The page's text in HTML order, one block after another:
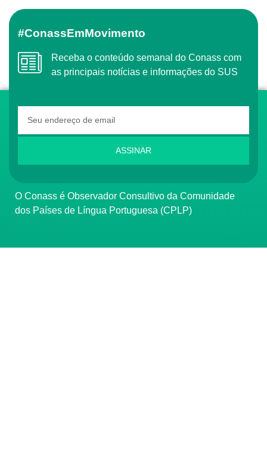
#ConassEmMovimento
Receba o conteúdo semanal do Conass com
as principais notícias e informações do SUS
ASSINAR
O Conass é Observador Consultivo da Comunidade
dos Países de Língua Portuguesa (CPLP)